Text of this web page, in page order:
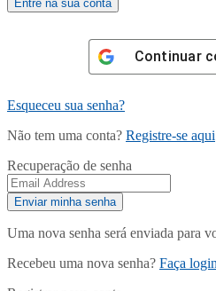
Continuar
Esqueceu sua senha?
Não tem uma conta? Registre-se aqui
Recuperação de senha
Uma nova senha será enviada para
Recebeu uma nova senha? Faça